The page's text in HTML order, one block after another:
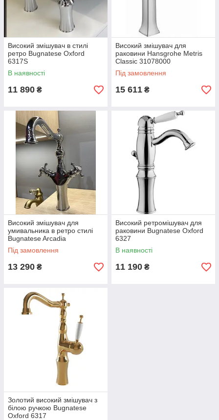
Високий змішувач в стилі
ретро Bugnatese Oxford
6317S
В наявності
11 890 ₴
Високий змішувач для
раковини Hansgrohe Metris
Classic 31078000
Під замовлення
15 611 ₴
Високий змішувач для
умивальника в ретро стилі
Bugnatese Arcadia
ARCCR8355K Італія
Під замовлення
13 290 ₴
Високий ретромішувач для
раковини Bugnatese Oxford
6327
В наявності
11 190 ₴
Золотий високий змішувач з
білою ручкою Bugnatese
Oxford 6317